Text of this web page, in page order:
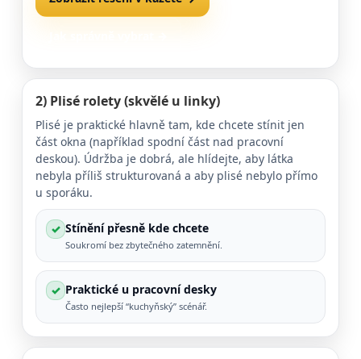
2) Plisé rolety(skvělé u linky)
Plisé je praktické hlavně tam, kde chcete stínit jen
část okna (například spodní část nad pracovní
deskou). Údržba je dobrá, ale hlídejte, aby látka
nebyla příliš strukturovaná a aby plisé nebylo přímo
u sporáku.
✓ Stínění přesně kde chcete
Soukromí bez zbytečného zatemnění.
✓ Praktické u pracovní desky
Často nejlepší “kuchyňský” scénář.